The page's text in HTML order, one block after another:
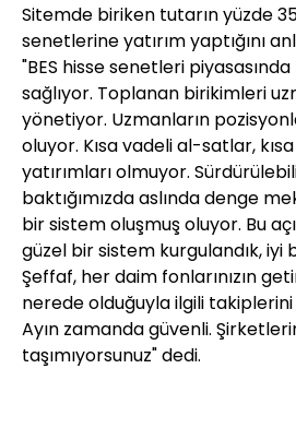
Sitemde biriken tutarın yüzde
senetlerine yatırım yaptığını
"BES hisse senetleri
sağlıyor. Toplanan birikimleri
yönetiyor. Uzmanların
oluyor. Kısa vadeli al-satlar,
yatırımları olmuyor.
baktığımızda aslında denge
bir sistem oluşmuş oluyor. Bu
güzel bir sistem kurgulandık, iyi
Şeffaf, her daim fonlarınızın
nerede olduğuyla ilgili
Ayın zamanda güvenli.
taşımıyorsunuz" dedi.